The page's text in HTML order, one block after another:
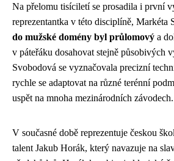
Na přelomu tisíciletí se prosadila i první
reprezentantka v této disciplíně, Markéta
do mužské domény byl průlomový a
v páteřáku dosahovat stejně působivých
Svobodová se vyznačovala precizní
rychle se adaptovat na různé terénní
uspět na mnoha mezinárodních závodech.
V současné době reprezentuje českou
talent Jakub Horák, který navazuje na